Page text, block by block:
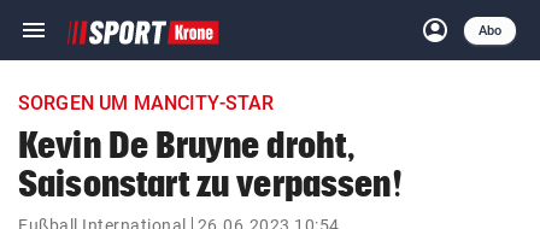
menu Navigation
ein-/ausklappen
account_circle
Anmelden
Abo
close Schließen
account_circle Anmelden
arrow_right
SORGEN UM MANCITY-STAR
Kevin De Bruyne droht,
Saisonstart zu verpassen!